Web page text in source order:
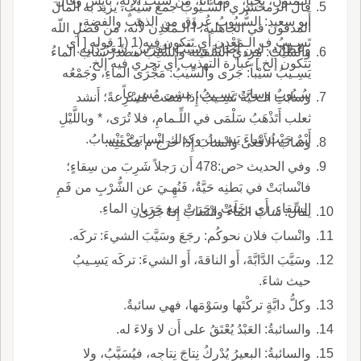
أَبو سعيد: السُّـيُوبُ عُروق من الذهب والفضة،
تَسِـيبُ ف الـمَعْدِن أَي تَتكون فيه(1 (1 قوله [ أي
تتكون إلخ ] عبارة التهذيب أي تجري فيه إلخ.
قال الزمخشري السُّـيُوبُ جمع سَيْبٍ، يريد به المالَ
المدفون في الجاهلية، أَ الـمَعْدِن لأَنه، من فضلِ اللّه
وعَطائه، لمن أَصابَه وسَيْبُ الفرَس: شَعَرُ ذَنَبِه. والسَّيْبُ: مُرديُّ السَّفينة والسَّيْبُ مصدر ساب الماءُ
يَسِـيبُ سَيْباً: جَرى والسِّيبُ: مَجْرَى الماءِ، وجَمْعُه
سُـيُوبٌ وسابَ يَسِـيبُ: مشى مُسرِعاً.
وسابَتِ الـحَيَّةُ تَسِـيبُ إِذا مَضَت مُسْرِعةً؛ أَنشد
ثعلب أَتَذْهَبُ سَلْمَى في اللِّـمامِ، فلا تُرَى، * وباللَّيْلِ
أَيْمٌ حَيْثُ شاءَ يَسِـيبُ وكذلك انْسابَتْ تَنْسابُ.
وسابَ الأَفْعَى وانْسابَ إِذا خرَج م مَكْمَنِه.
وفي الحديث <ص:478 أَن رَجلاً شَرِبَ من سِقاءٍ؛
فانْسابَتْ في بَطنِه حَيَّةٌ، فَنُهِـيَ عن الشُّرْبِ من فَمِ
السِّقاءِ، أَي دخَلَتْ وجَرَتْ مع جَرَيانِ الماءِ.
يقال: سابَ الماءُ وانْسابَ إِذا جرَى.
وانْسابَ فلان نحوكُم: رجَعَ وسَيَّبَ الشيءَ: تركَه.
وسَيَّبَ الدَّابَّةَ، أَو الناقةَ، أَو الشيءَ: تركَه يَسِـيبُ
حيث شاءَ.
وكلُّ دابَّةٍ تركْتَها وسَوْمَها، فهي سائبةٌ.
والسائبةُ: العَبْدُ يُعْتَقُ على أَن لا وَلاءَ له.
والسائبةُ: البعيرُ يُدْرِكُ نِتاجَ نِتاجِه، فيُسَيَّبُ، ولا